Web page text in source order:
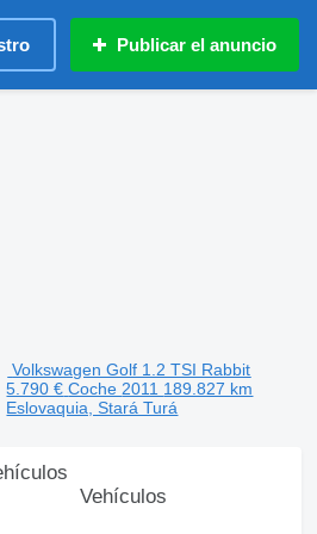
Publicar el anuncio
Volkswagen Golf 1.2 TSI Rabbit
5.790 € Coche 2011 189.827 km
Eslovaquia, Stará Turá
Vehículos